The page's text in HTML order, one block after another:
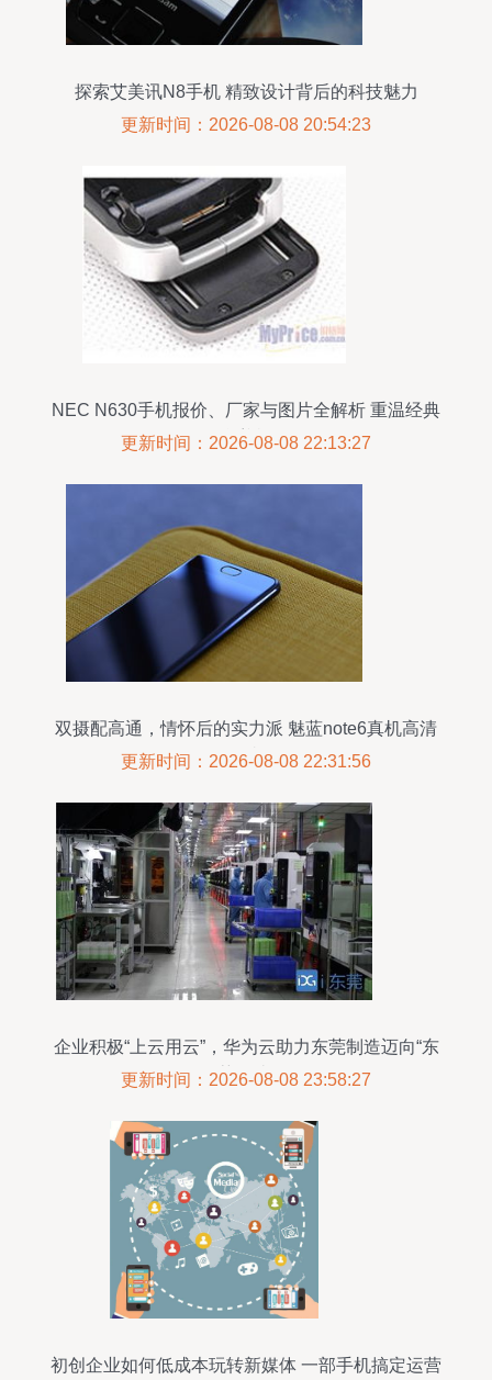
探索艾美讯N8手机 精致设计背后的科技魅力
更新时间：2026-08-08 20:54:23
NEC N630手机报价、厂家与图片全解析 重温经典
翻盖机
更新时间：2026-08-08 22:13:27
双摄配高通，情怀后的实力派 魅蓝note6真机高清
图赏
更新时间：2026-08-08 22:31:56
企业积极“上云用云”，华为云助力东莞制造迈向“东
莞智造”
更新时间：2026-08-08 23:58:27
初创企业如何低成本玩转新媒体 一部手机搞定运营